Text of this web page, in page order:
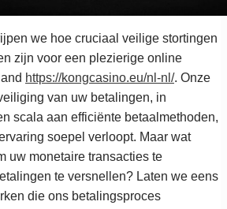
we hoe cruciaal veilige stortingen
zijn voor een plezierige online
https://kongcasino.eu/nl-nl/. Onze
van uw betalingen, in
scala aan efficiënte betaalmethoden,
soepel verloopt. Maar wat
uw monetaire transacties te
te versnellen? Laten we eens
die ons betalingsproces